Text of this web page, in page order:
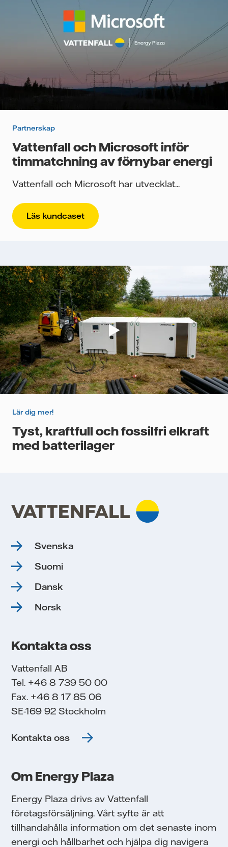
Partnerskap
Vattenfall och Microsoft inför
timmatchning av förnybar energi
Vattenfall och Microsoft har utvecklat...
Läs kundcaset
Lär dig mer!
Tyst, kraftfull och fossilfri elkraft
med batterilager
Svenska
Suomi
Dansk
Norsk
Kontakta oss
Vattenfall AB
Tel. +46 8 739 50 00
Fax. +46 8 17 85 06
SE-169 92 Stockholm
Kontakta oss
Om Energy Plaza
Energy Plaza drivs av Vattenfall
företagsförsäljning. Vårt syfte är att
tillhandahålla information om det senaste inom
energi och hållbarhet och hjälpa dig navigera